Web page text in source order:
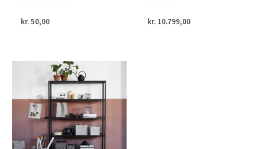
kr.50,00 kr. 10.799,00